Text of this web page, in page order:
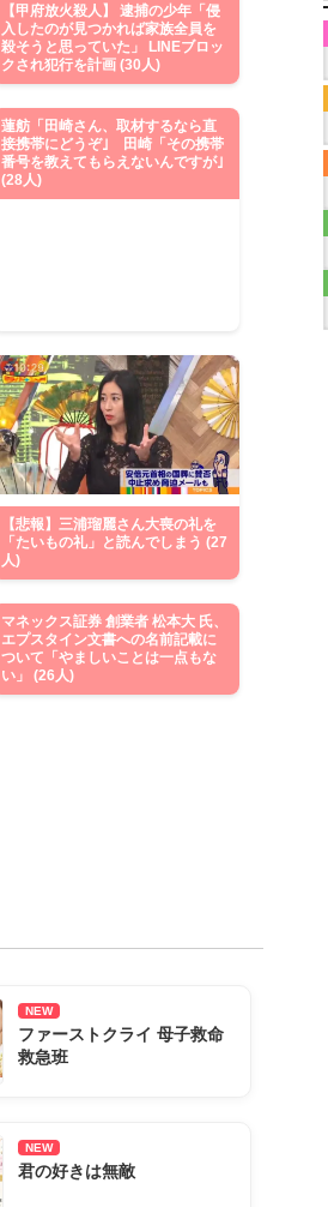
【甲府放火殺人】 逮捕の少年「侵
入したのが見つかれば家族全員を
殺そうと思っていた」 LINEブロッ
クされ犯行を計画 (30人)
蓮舫「田崎さん、取材するなら直
接携帯にどうぞ｣ 田崎「その携帯
番号を教えてもらえないんですが｣
(28人)
【悲報】三浦瑠麗さん大喪の礼を
「たいもの礼」と読んでしまう (27
人)
マネックス証券 創業者 松本大 氏、
エプスタイン文書への名前記載に
ついて「やましいことは一点もな
い」 (26人)
NEW
ファーストクライ 母子救命
救急班
NEW
君の好きは無敵